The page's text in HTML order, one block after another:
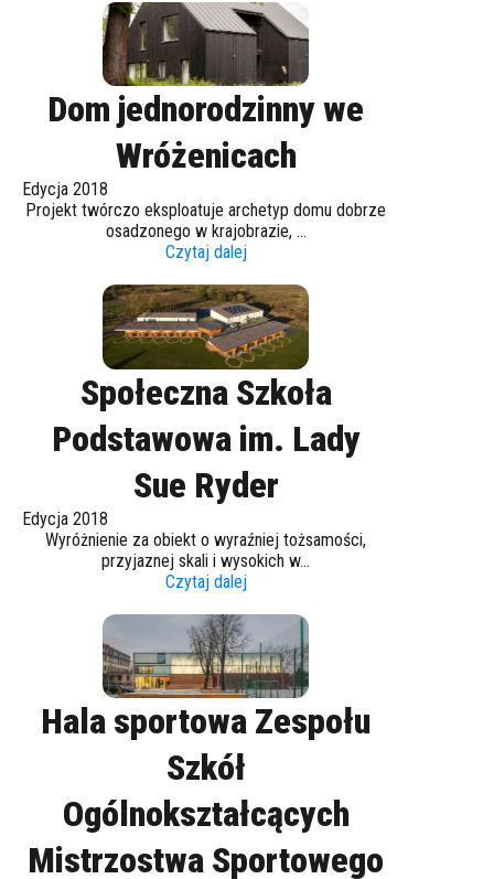
Dom jednorodzinny we
Wróżenicach
Edycja 2018
Projekt twórczo eksploatuje archetyp domu dobrze
osadzonego w krajobrazie, ...
Czytaj dalej
Społeczna Szkoła
Podstawowa im. Lady
Sue Ryder
Edycja 2018
Wyróżnienie za obiekt o wyraźniej tożsamości,
przyjaznej skali i wysokich w...
Czytaj dalej
Hala sportowa Zespołu
Szkół
Ogólnokształcących
Mistrzostwa Sportowego